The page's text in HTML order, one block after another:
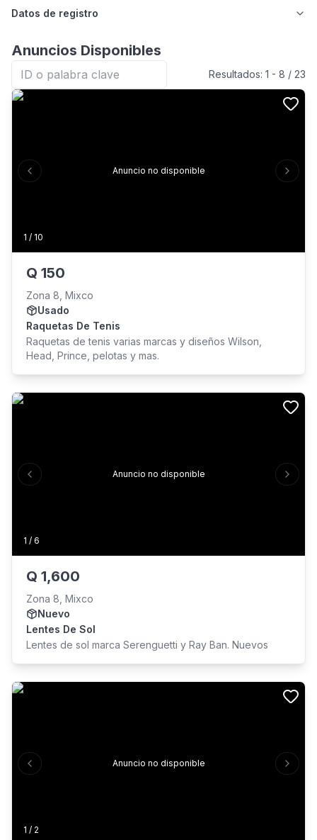
Datos de registro
Anuncios Disponibles
Resultados: 1 - 8 / 23
1 / 10
Previous slide Next
Anuncio no disponible
Q 150
Zona 8, Mixco
Usado
Raquetas De Tenis
Raquetas de tenis varias marcas y diseños Wilson,
Head, Prince, pelotas y mas.
1 / 6
Previous slide Next
Anuncio no disponible
Q 1,600
Zona 8, Mixco
Nuevo
Lentes De Sol
Lentes de sol marca Serenguetti y Ray Ban. Nuevos
1 / 2
Previous slide Next
Anuncio no disponible